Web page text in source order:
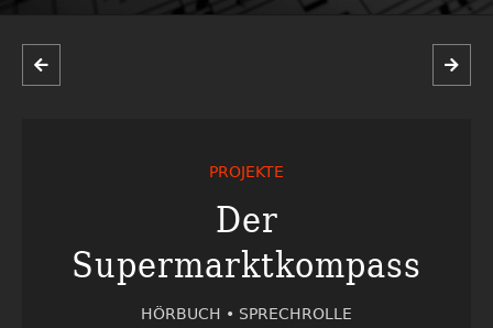
PROJEKTE
Der
Supermarktkompass
HÖRBUCH • SPRECHROLLE